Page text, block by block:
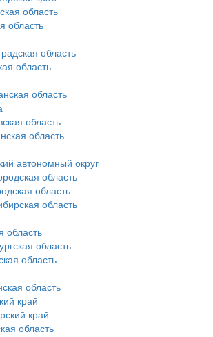
область
область
область
область
область
область
область
автономный округ
область
область
область
область
область
область
область
край
край
область